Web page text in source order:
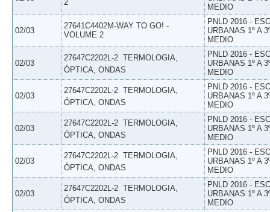
2
MEDIO
02/03
27641C4402M-WAY TO GO! -
VOLUME 2
PNLD 2016 -
URBANAS 1º A
MEDIO
02/03
27647C2202L-2  TERMOLOGIA,
ÓPTICA, ONDAS
PNLD 2016 -
URBANAS 1º A
MEDIO
02/03
27647C2202L-2  TERMOLOGIA,
ÓPTICA, ONDAS
PNLD 2016 -
URBANAS 1º A
MEDIO
02/03
27647C2202L-2  TERMOLOGIA,
ÓPTICA, ONDAS
PNLD 2016 -
URBANAS 1º A
MEDIO
02/03
27647C2202L-2  TERMOLOGIA,
ÓPTICA, ONDAS
PNLD 2016 -
URBANAS 1º A
MEDIO
02/03
27647C2202L-2  TERMOLOGIA,
ÓPTICA, ONDAS
PNLD 2016 -
URBANAS 1º A
MEDIO